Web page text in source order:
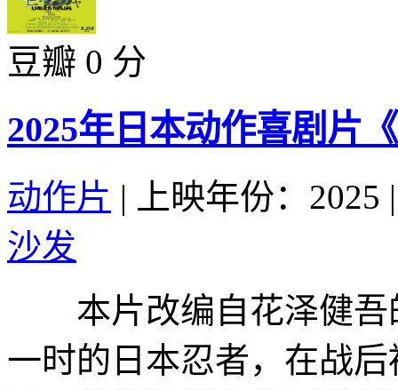
豆瓣 0 分
2025年日本动作喜剧片
动作片 | 上映年份：2025 |
沙发
本片改编自花泽健吾
一时的日本忍者，在战